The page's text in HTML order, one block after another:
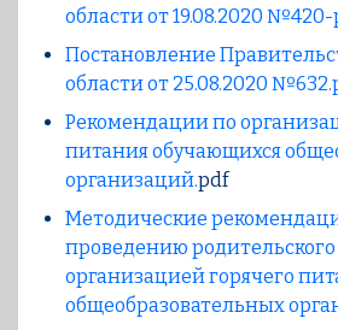
области от 19.08.2020 №420-
Постановление
области от 25.08.2020
Рекомендации по
питания обучающихся
организаций.pdf
Методические
проведению родительского
организацией горячего
общеобразовательных